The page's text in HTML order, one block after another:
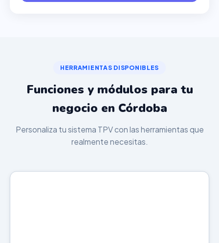
HERRAMIENTAS DISPONIBLES
Funciones y módulos para tu
negocio en Córdoba
Personaliza tu sistema TPV con las herramientas que
realmente necesitas.